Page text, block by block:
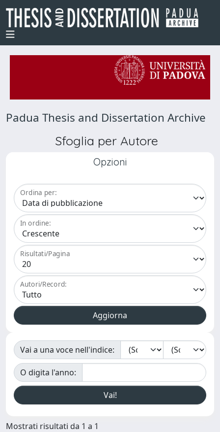
Padua Thesis and Dissertation Archive
Sfoglia per Autore
Opzioni
Ordina per:
In ordine:
Risultati/Pagina
Autori/Record:
Vai a una voce nell'indice:
O digita l'anno:
Mostrati risultati da 1 a 1